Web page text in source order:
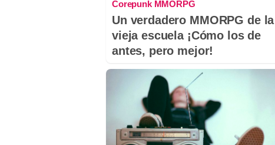
Corepunk MMORPG
Un verdadero MMORPG de la
vieja escuela ¡Cómo los de
antes, pero mejor!